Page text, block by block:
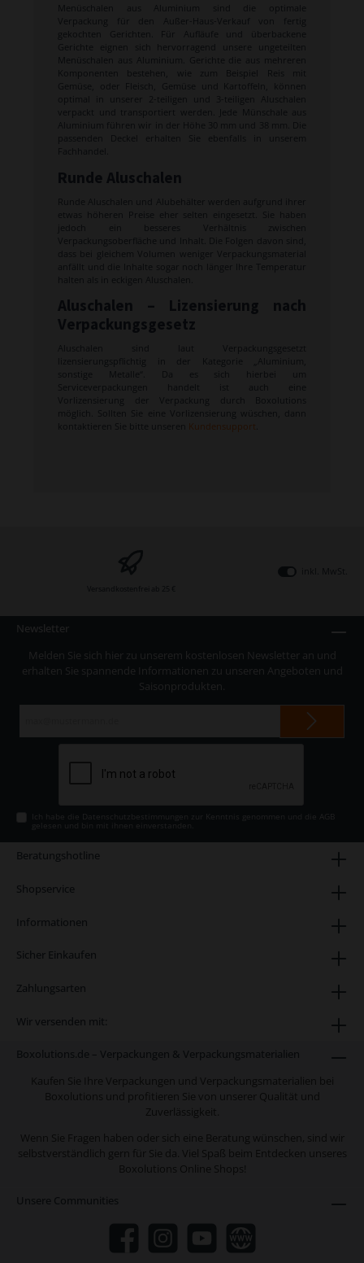
Menüschalen aus Aluminium sind die optimale
Verpackung für den Außer-Haus-Verkauf von fertig
gekochten Gerichten. Für Aufläufe und überbackene
Gerichte eignen sich hervorragend unsere ungeteilten
Menüschalen aus Aluminium. Gerichte die aus mehreren
Komponenten bestehen, wie zum Beispiel Reis mit
Gemüse, oder Fleisch, Gemüse und Kartoffeln, können
optimal in unserer 2-teiligen und 3-teiligen Aluschalen
verpackt und transportiert werden. Jede Münschale aus
Aluminium führen wir in der Höhe 30 mm und 38 mm. Die
passenden Deckel erhalten Sie ebenfalls in unserem
Fachhandel.
Runde Aluschalen
Runde Aluschalen und Alubehälter werden aufgrund ihrer
etwas höheren Preise eher selten eingesetzt. Sie haben
jedoch ein besseres Verhältnis zwischen
Verpackungsoberfläche und Inhalt. Die Folgen davon sind,
dass bei gleichem Volumen weniger Verpackungsmaterial
anfällt und die Inhalte sogar noch länger Ihre Temperatur
halten als in eckigen Aluschalen.
Aluschalen – Lizensierung nach
Verpackungsgesetz
Aluschalen sind laut Verpackungsgesetzt
lizensierungspflichtig in der Kategorie „Aluminium,
sonstige Metalle“. Da es sich hierbei um
Serviceverpackungen handelt ist auch eine
Vorlizensierung der Verpackung durch Boxolutions
möglich. Sollten Sie eine Vorlizensierung wüschen, dann
kontaktieren Sie bitte unseren Kundensupport
Newsletter
Melden Sie sich hier zu unserem kostenlosen Newsletter an und
erhalten Sie spannende Informationen zu unseren Angeboten und
Saisonprodukten.
Adresse*
Ich habe die Datenschutzbestimmungen zur Kenntnis genommen und die AGB
gelesen und bin mit ihnen einverstanden.
Beratungshotline
Shopservice
Informationen
Sicher Einkaufen
Zahlungsarten
Wir versenden mit:
Boxolutions.de – Verpackungen & Verpackungsmaterialien
Kaufen Sie Ihre Verpackungen und Verpackungsmaterialien bei
Boxolutions und profitieren Sie von unserer Qualität und
Zuverlässigkeit.
Wenn Sie Fragen haben oder sich eine Beratung wünschen, sind wir
selbstverständlich gern für Sie da. Viel Spaß beim Entdecken unseres
Boxolutions Online Shops!
Unsere Communities